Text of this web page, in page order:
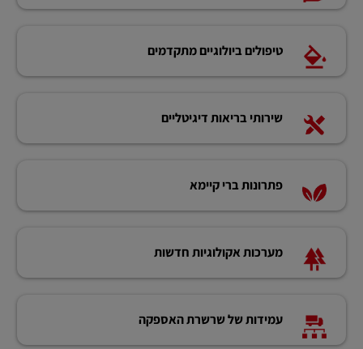
טיפולים ביולוגיים מתקדמים
שירותי בריאות דיגיטליים
פתרונות ברי קיימא
מערכות אקולוגיות חדשות
עמידות של שרשרת האספקה